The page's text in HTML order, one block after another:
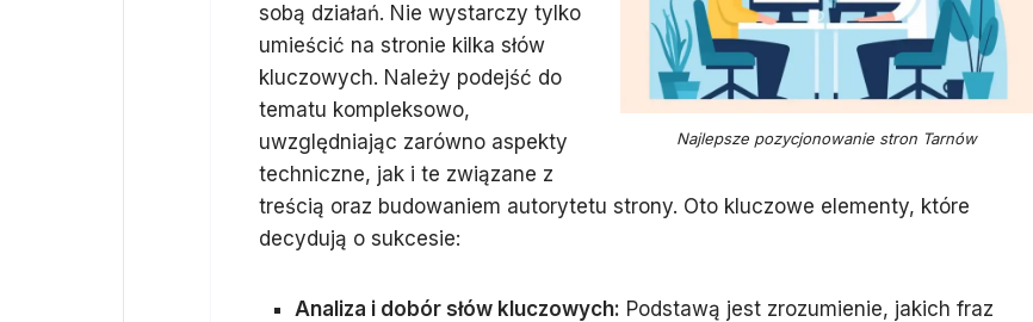
Najlepsze pozycjonowanie stron Tarnów
sobą działań. Nie wystarczy tylko
umieścić na stronie kilka słów
kluczowych. Należy podejść do
tematu kompleksowo,
uwzględniając zarówno aspekty
techniczne, jak i te związane z
treścią oraz budowaniem autorytetu strony. Oto kluczowe elementy, które
decydują o sukcesie:
Analiza i dobór słów kluczowych: Podstawą jest zrozumienie, jakich fraz